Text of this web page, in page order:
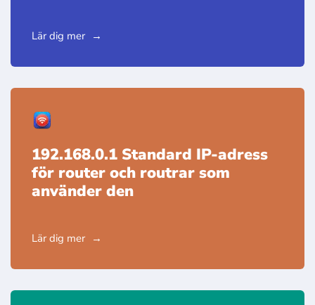
Lär dig mer
192.168.0.1 Standard IP-adress
för router och routrar som
använder den
Lär dig mer